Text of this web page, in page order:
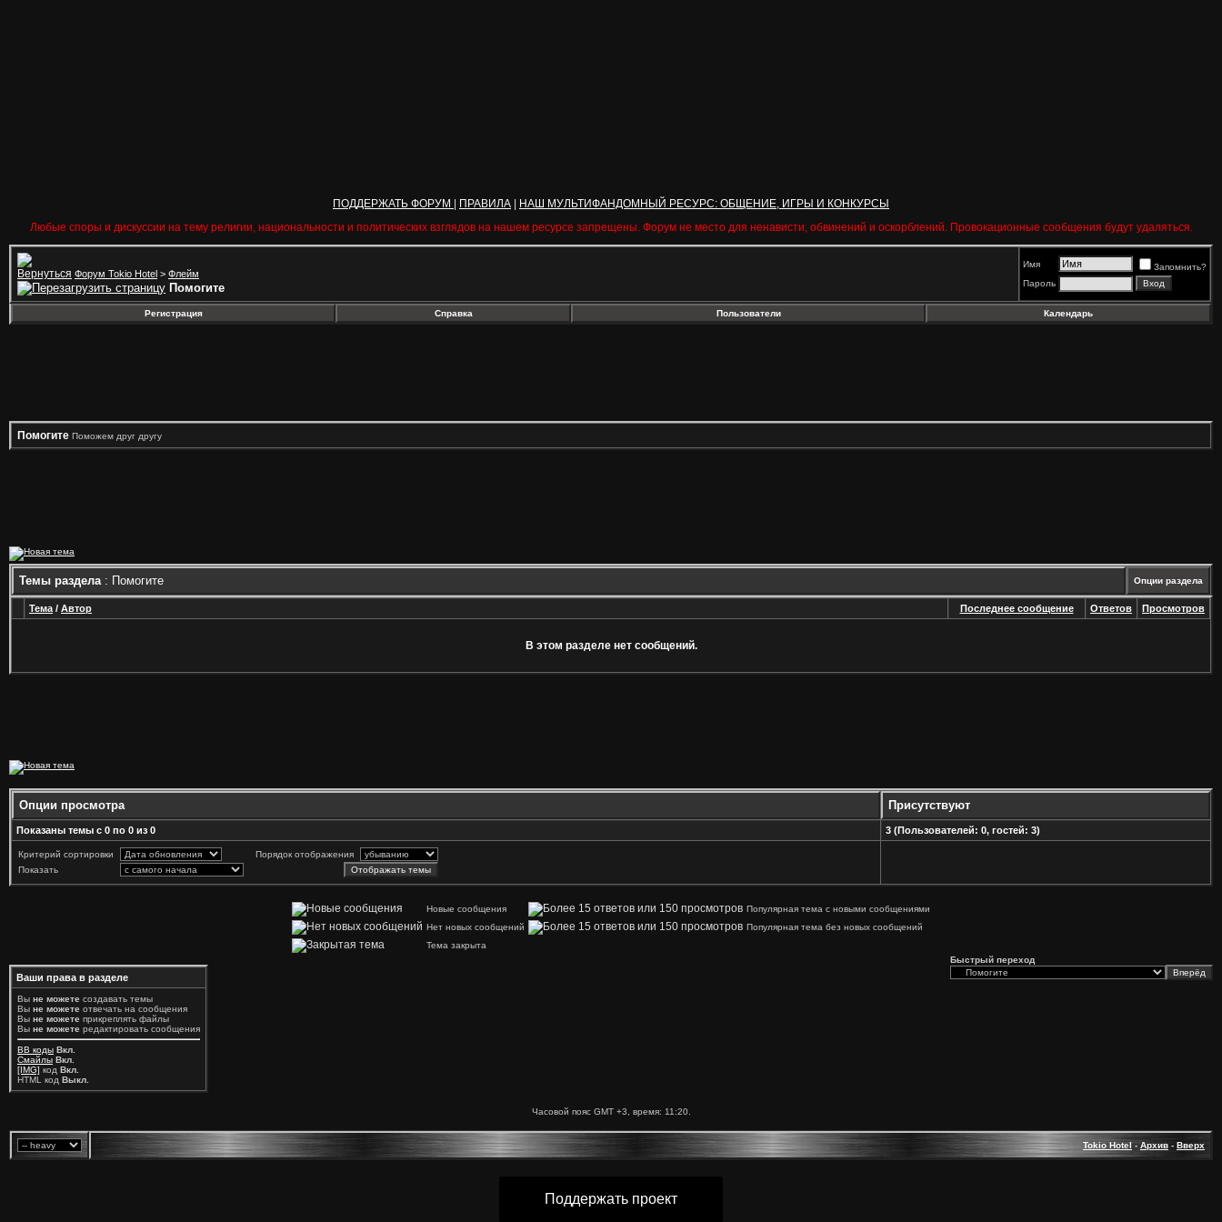
ПОДДЕРЖАТЬ ФОРУМ ПРАВИЛА
НАШ МУЛЬТИФАНДОМНЫЙ РЕСУРС: ОБЩЕНИЕ, ИГРЫ И КОНКУРСЫ
Любые споры и дискуссии на тему религии, национальности и политических взглядов на нашем ресурсе запрещены. Форум не место для ненависти, обвинений и оскорблений. Провокационные сообщения будут удаляться.
Форум Tokio Hotel > Флейм
Помогите
Имя
Запомнить?
Пароль
Регистрация Справка Пользователи Календарь
Помогите Поможем друг другу
Темы раздела: Помогите Опции раздела
Тема / Автор Последнее сообщение Ответов Просмотров
В этом разделе нет сообщений.
Опции просмотра Присутствуют
Показаны темы с 0 по 0 из 0 3 (Пользователей: 0, гостей: 3)
Критерий сортировки
Порядок отображения
Показать
Новые сообщения
Популярная тема с новыми сообщениями
Нет новых сообщений
Популярная тема без новых сообщений
Тема закрыта
Ваши права в разделе
Вы не можете создавать темы
Вы не можете отвечать на сообщения
Вы не можете прикреплять файлы
Вы не можете редактировать сообщения
BB коды Вкл.
Смайлы Вкл.
[IMG] код Вкл.
HTML код Выкл.
Быстрый переход
Часовой пояс GMT +3, время: 11:20.
Tokio Hotel-Архив - Вверх
Поддержать проект